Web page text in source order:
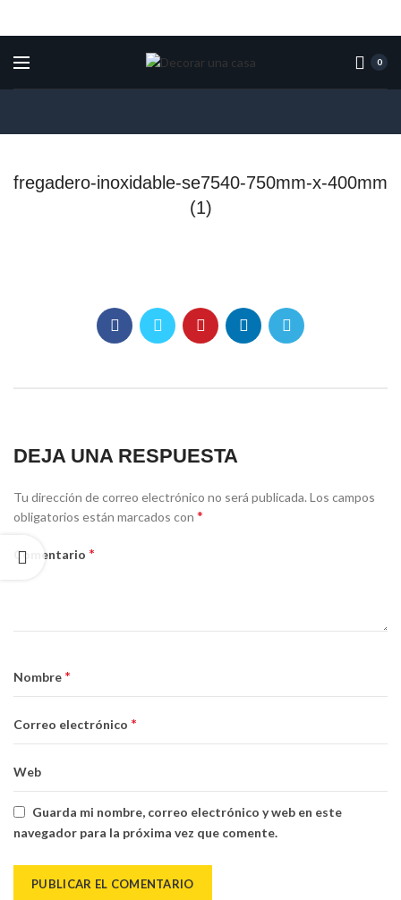
0
fregadero-inoxidable-se7540-750mm-x-400mm
(1)
DEJA UNA RESPUESTA
Tu dirección de correo electrónico no será publicada.Los campos
obligatorios están marcados con *
Comentario *
Nombre *
Correo electrónico *
Web
Guarda mi nombre, correo electrónico y web en este
navegador para la próxima vez que comente.